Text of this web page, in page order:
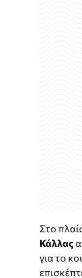
Στο
Κάλλας
για το